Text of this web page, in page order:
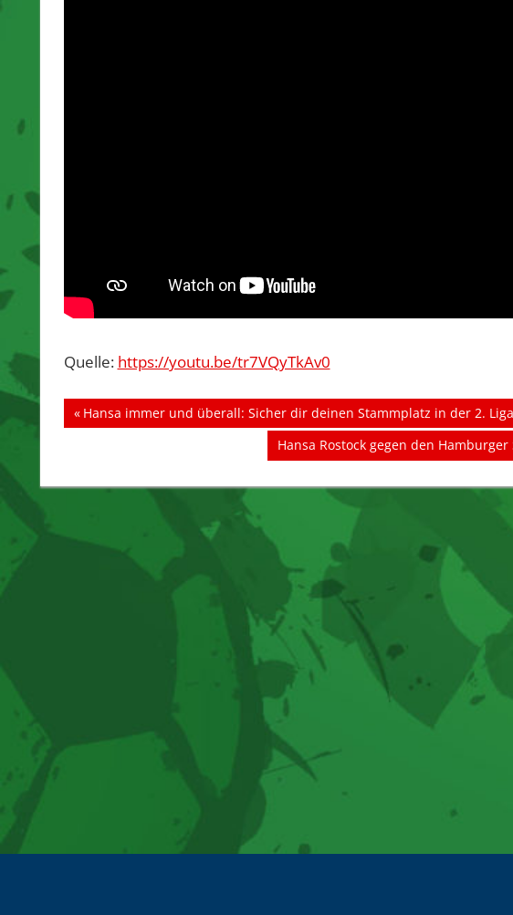
Quelle: https://youtu.be/tr7VQyTkAv0
Beitragsnavigation
Vorheriger
Beitrag:
Hansa immer und überall: Sicher dir deinen Stammplatz in der 2.
Nächster
Beitrag:
Hansa Rostock gegen den